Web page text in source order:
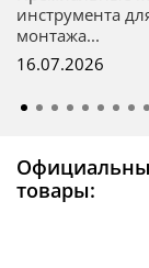
инструмента
монтажа...
16.07.2026
товары: